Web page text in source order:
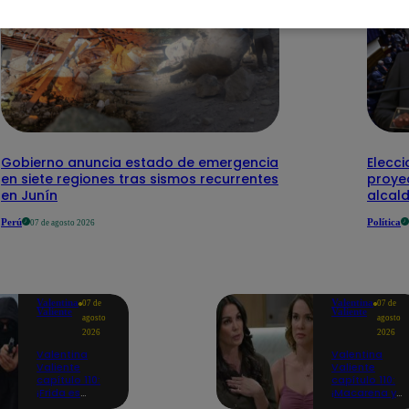
Gobierno anuncia estado de emergencia
en siete regiones tras sismos recurrentes
en Junín
Perú 07 de agosto 2026 Política
Valentina
Valiente
07 de
agosto
2026
Valentina
Valiente
capítulo 110:
¡Frida es
Valentina
Valiente
07 de
agosto
2026
Valentina
Valiente
capítulo 110:
¡Macarena ya